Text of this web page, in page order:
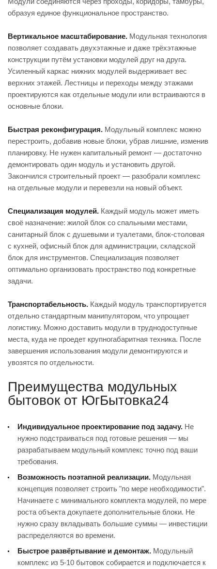
образуя единое функциональное пространство.
Вертикальное масштабирование. Модульная технология
позволяет создавать двухэтажные и даже трёхэтажные
конструкции путём установки модулей друг на друга.
Усиленный каркас нижних модулей выдерживает вес
верхних этажей. Лестницы и переходы между этажами
проектируются как отдельные модули или встраиваются в
основные блоки.
Быстрая реконфигурация. Модульный комплекс можно
перестроить, добавив новые блоки, убрав лишние, изменив
планировку. Не нужен капитальный ремонт — достаточно
демонтировать один модуль и установить другой.
Закончился строительный проект — разобрали комплекс
на отдельные модули и перевезли на новый объект.
Специализация модулей. Каждый модуль может иметь
своё назначение: жилой блок со спальными местами,
санитарный блок с душевыми и туалетами, блок-столовая
с кухней, офисный блок для администрации, складской
блок для инструментов. Специализация позволяет
оптимально организовать пространство под конкретные
задачи.
Транспортабельность. Каждый модуль транспортируется
отдельно стандартным манипулятором, что упрощает
логистику. Можно доставить модули в труднодоступные
места, куда не проедет крупногабаритная техника. После
завершения использования модули демонтируются и
увозятся по отдельности.
Преимущества модульных
бытовок от ЮгБытовка24
Индивидуальное проектирование под задачу. Не
нужно подстраиваться под готовые решения — мы
разрабатываем модульный комплекс точно под ваши
требования.
Возможность поэтапной реализации. Модульная
концепция позволяет строить "по мере необходимости".
Начинаете с минимального комплекта модулей, по мере
роста объекта докупаете дополнительные блоки. Не
нужно сразу вкладывать большие суммы — инвестиции
распределяются во времени.
Быстрое развёртывание и демонтаж. Модульный
комплекс из 5-10 бытовок собирается и подключается к